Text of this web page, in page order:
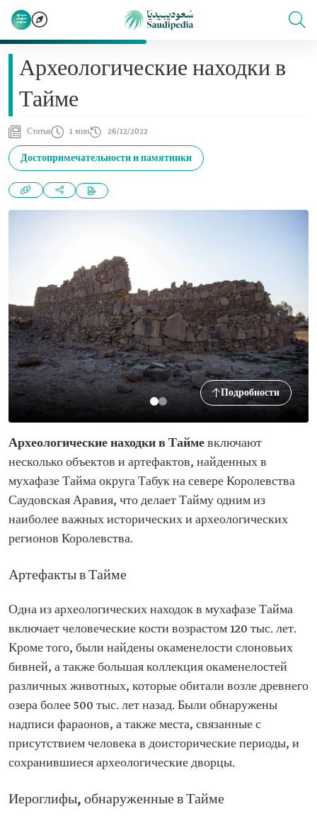
Археологические находки в
Тайме
Статья 1 мин 26/12/2022
Достопримечательности и памятники
Подробности
Археологические находки в Таймевключают
несколько объектов и артефактов, найденных в
мухафазе Тайма округа Табук на севере Королевства
Саудовская Аравия, что делает Тайму одним из
наиболее важных исторических и археологических
регионов Королевства.
Артефакты в Тайме
Одна из археологических находок в мухафазе Тайма
включает человеческие кости возрастом 120 тыс. лет.
Кроме того, были найдены окаменелости слоновьих
бивней, а также большая коллекция окаменелостей
различных животных, которые обитали возле древнего
озера более 500 тыс. лет назад. Были обнаружены
надписи фараонов, а также места, связанные с
присутствием человека в доисторические периоды, и
сохранившиеся археологические дворцы.
Иероглифы, обнаруженные в Тайме